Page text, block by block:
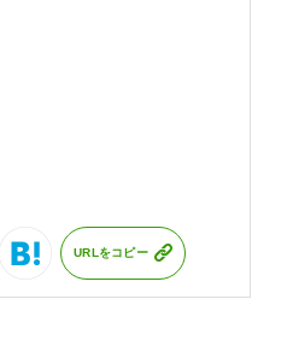
URLをコピー